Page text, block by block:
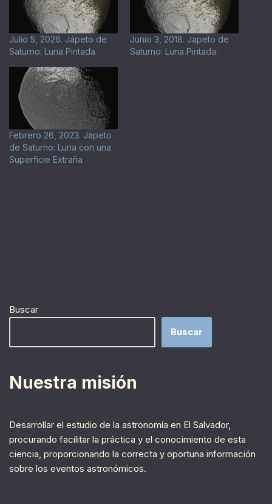
Julio 5, 2026. Jápeto de
Saturno: Luna Pintada
Junio 3, 2018. Japeto de
Saturno: Luna Pintada.
Febrero 26, 2023. Jápeto
de Saturno: Luna con una
Superficie Extraña
Buscar
Buscar
Nuestra misión
Desarrollar el estudio de la astronomía en El Salvador,
procurando facilitar la práctica y el conocimiento de esta
ciencia, proporcionando la correcta y oportuna información
sobre los eventos astronómicos.